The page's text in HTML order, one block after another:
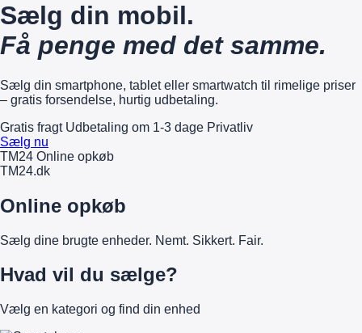
Sælg din mobil.
Få penge med det samme.
Sælg din smartphone, tablet eller smartwatch til rimelige priser
– gratis forsendelse, hurtig udbetaling.
Gratis fragt Udbetaling om 1-3 dage Privatliv
Sælg nu
TM24 Online opkøb
TM24.dk
Online opkøb
Sælg dine brugte enheder. Nemt. Sikkert. Fair.
Hvad vil du sælge?
Vælg en kategori og find din enhed